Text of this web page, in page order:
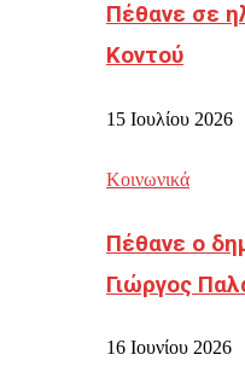
Πέθανε σε
Κοντού
15 Ιουλίου 2026
Κοινωνικά
Πέθανε ο
Γιώργος
16 Ιουνίου 2026